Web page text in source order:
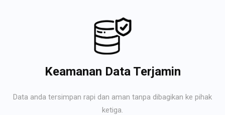
Keamanan Data Terjamin
Data anda tersimpan rapi dan aman tanpa dibagikan ke pihak
ketiga.